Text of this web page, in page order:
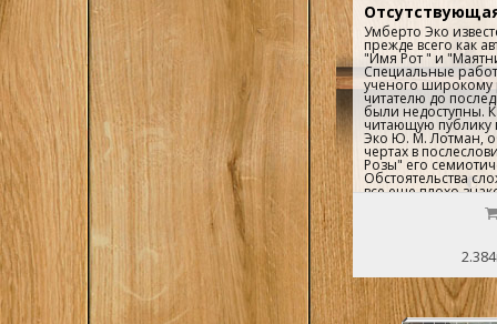
Умберто Эко
прежде всего как
"Имя Рот " и
Специальные
ученого широкому
читателю до
были недоступны.
читающую публику
Эко Ю. М. Лотман,
чертах в
Розы" его
Обстоятельства
все еще плохо
деятельностью
крупных
замыкался в узких
всегда. и едва ли
философ и
широкими